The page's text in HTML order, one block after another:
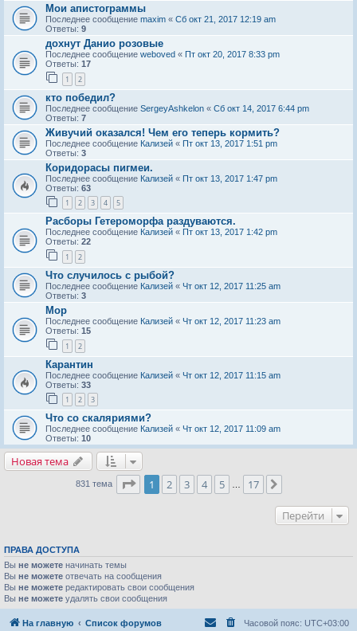
Мои апистограммы
Последнее сообщение maxim « Сб окт 21, 2017 12:19 am
Ответы: 9
дохнут Данио розовые
Последнее сообщение weboved « Пт окт 20, 2017 8:33 pm
Ответы: 17
1 2
кто победил?
Последнее сообщение SergeyAshkelon « Сб окт 14, 2017 6:44 pm
Ответы: 7
Живучий оказался! Чем его теперь кормить?
Последнее сообщение Кализей « Пт окт 13, 2017 1:51 pm
Ответы: 3
Коридорасы пигмеи.
Последнее сообщение Кализей « Пт окт 13, 2017 1:47 pm
Ответы: 63
1 2 3 4 5
Расборы Гетероморфа раздуваются.
Последнее сообщение Кализей « Пт окт 13, 2017 1:42 pm
Ответы: 22
1 2
Что случилось с рыбой?
Последнее сообщение Кализей « Чт окт 12, 2017 11:25 am
Ответы: 3
Мор
Последнее сообщение Кализей « Чт окт 12, 2017 11:23 am
Ответы: 15
1 2
Карантин
Последнее сообщение Кализей « Чт окт 12, 2017 11:15 am
Ответы: 33
1 2 3
Что со скаляриями?
Последнее сообщение Кализей « Чт окт 12, 2017 11:09 am
Ответы: 10
Новая тема
831 тема Страница1 из
1 2 3 4 5 … 17
Перейти
ПРАВА ДОСТУПА
Вы не можете начинать темы
Вы не можете отвечать на сообщения
Вы не можете редактировать свои сообщения
Вы не можете удалять свои сообщения
На главную Список форумов Часовой пояс: UTC+03:00